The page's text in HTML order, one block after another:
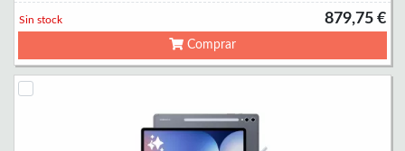
879,75 €
Sin stock
Comprar